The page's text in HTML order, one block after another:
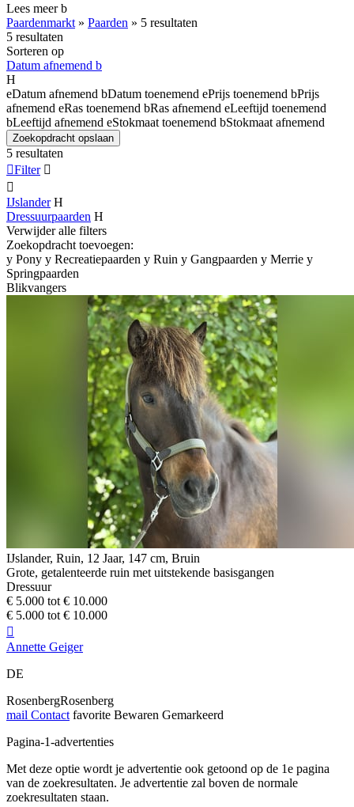
Lees meerb
Paardenmarkt » Paarden » 5 resultaten
5 resultaten
Sorteren op
Datum afnemend b
H
eDatum afnemend bDatum toenemend ePrijs toenemend bPrijs
afnemend eRas toenemend bRas afnemend eLeeftijd toenemend
bLeeftijd afnemend eStokmaat toenemend bStokmaat afnemend
Zoekopdracht opslaan
5 resultaten
Filter 

IJslander H
Dressuurpaarden H
Verwijder alle filters
Zoekopdracht toevoegen:
y Pony y Recreatiepaarden y Ruin y Gangpaarden y Merrie y
Springpaarden
Blikvangers
IJslander, Ruin, 12 Jaar, 147 cm, Bruin
Grote, getalenteerde ruin met uitstekende basisgangen
Dressuur
€ 5.000 tot € 10.000
€ 5.000 tot € 10.000

Annette Geiger
DE
RosenbergRosenberg
mail Contact favorite Bewaren Gemarkeerd
Pagina-1-advertenties
Met deze optie wordt je advertentie ook getoond op de 1e pagina
van de zoekresultaten. Je advertentie zal boven de normale
zoekresultaten staan.